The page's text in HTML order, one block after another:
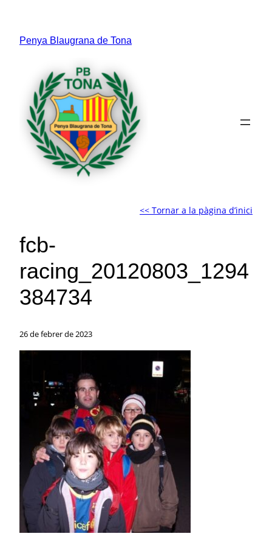
contingut
Penya Blaugrana de Tona
<< Tornar a la pàgina d’inici
fcb-
racing_20120803_1294
384734
26 de febrer de 2023